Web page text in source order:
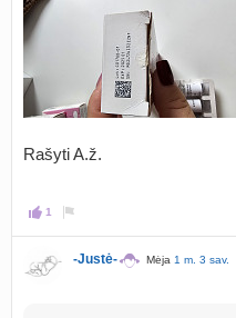
Rašyti A.ž.
1
-Justė- Mėja 1 m. 3 sav.